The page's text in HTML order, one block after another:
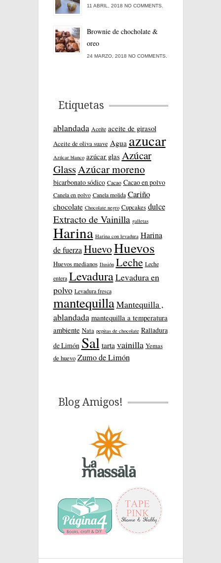
11 ABRIL, 2018 NO COMMENTS.
Brownie de chocholate &
oreo
24 MARZO, 2018 NO COMMENTS.
Etiquetas
ablandada Aceite aceite de girasol
Aceite de oliva suave Agua azucar
Azúcar blanco azúcar glas Azúcar
GlassAzúcar moreno
bicarbonato sódico Cacao Cacao en polvo
Canela en polvo Canela molida Cariño
chocolate Chocolate negro Cupcakes dulce
Extracto de Vainilla galletas
Harina Harina con levadura Harina
de fuerza HuevoHuevos
Huevos medianos Ilusión Leche Leche
entera LevaduraLevadura en
polvo Levadura fresca
mantequillaMantequilla ,
ablandada mantequilla a temperatura
ambiente Nata pepitas de chocolate Ralladura
de Limón Sal tarta vainilla Yemas
de huevo Zumo de Limón
Blog Amigos!